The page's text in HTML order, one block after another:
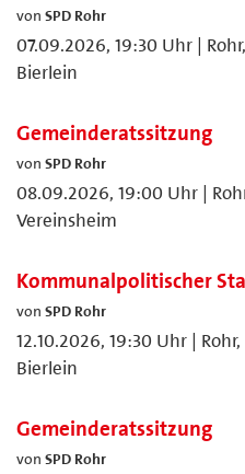
von SPD Rohr
07.09.2026, 19:30 Uhr |
Bierlein
Gemeinderatssitzung
von SPD Rohr
08.09.2026, 19:00 Uhr |
Vereinsheim
Kommunalpolitischer
von SPD Rohr
12.10.2026, 19:30 Uhr |
Bierlein
Gemeinderatssitzung
von SPD Rohr